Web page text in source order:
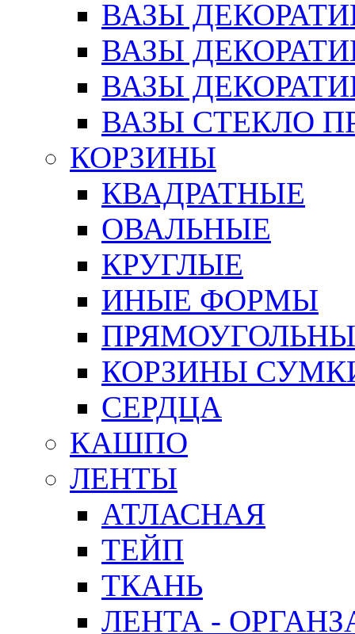
ВАЗЫ
ВАЗЫ
ВАЗЫ
ВАЗЫ СТЕКЛО
КОРЗИНЫ
КВАДРАТНЫЕ
ОВАЛЬНЫЕ
КРУГЛЫЕ
ИНЫЕ ФОРМЫ
КОРЗИНЫ
СЕРДЦА
КАШПО
ЛЕНТЫ
АТЛАСНАЯ
ТЕЙП
ТКАНЬ
ЛЕНТА -